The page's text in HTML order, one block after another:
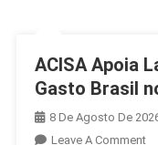
ACISA Apoia
Gasto Brasil
8 De Agosto De
Leave A CommentOn